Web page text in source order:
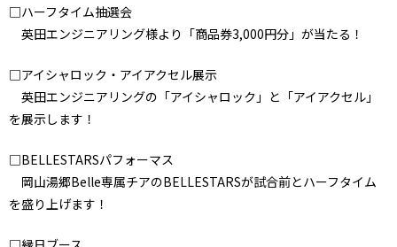
□ハーフタイム抽選会
英田エンジニアリング様より「商品券3,000円分」が当たる！
□アイシャロック・アイアクセル展示
英田エンジニアリングの「アイシャロック」と「アイアクセル」
を展示します！
□BELLESTARSパフォーマス
岡山湯郷Belle専属チアのBELLESTARSが試合前とハーフタイム
を盛り上げます！